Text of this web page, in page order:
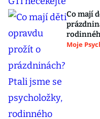
Co mají
Moje